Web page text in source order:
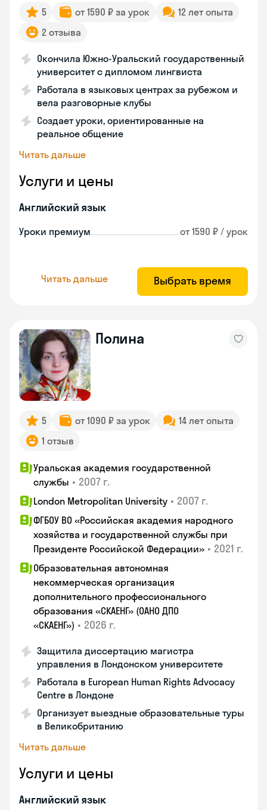
5 от 1590 ₽ за урок
12 лет опыта
2 отзыва
Окончила Южно-Уральский государственный
университет с дипломом лингвиста
Работала в языковых центрах за рубежом и
вела разговорные клубы
Создает уроки, ориентированные на
реальное общение
Читать дальше
Услуги и цены
Английский язык
Уроки премиум от 1590 ₽ / урок
Читать дальше Выбрать время
Полина
5 от 1090 ₽ за урок
14 лет опыта
1 отзыв
Уральская академия государственной
службы • 2007 г.
London Metropolitan University • 2007 г.
ФГБОУ ВО «Российская академия народного
хозяйства и государственной службы при
Президенте Российской Федерации» • 2021 г.
Образовательная автономная
некоммерческая организация
дополнительного профессионального
образования «СКАЕНГ» (ОАНО ДПО
«СКАЕНГ») • 2026 г.
Защитила диссертацию магистра
управления в Лондонском университете
Работала в European Human Rights Advocacy
Centre в Лондоне
Организует выездные образовательные туры
в Великобританию
Читать дальше
Услуги и цены
Английский язык